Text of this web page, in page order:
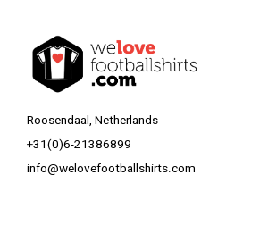
Roosendaal, Netherlands
+31(0)6-21386899
info@welovefootballshirts.com